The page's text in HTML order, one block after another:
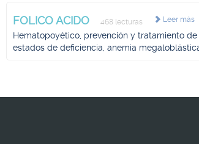
Leer más
FOLICO ACIDO 468 lecturas
Hematopoyético, prevención y tratamiento de
estados de deficiencia, anemia